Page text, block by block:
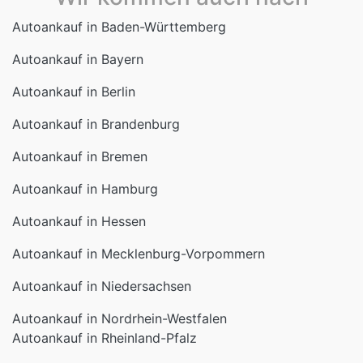
Autoankauf in Baden-Württemberg
Autoankauf in Bayern
Autoankauf in Berlin
Autoankauf in Brandenburg
Autoankauf in Bremen
Autoankauf in Hamburg
Autoankauf in Hessen
Autoankauf in Mecklenburg-Vorpommern
Autoankauf in Niedersachsen
Autoankauf in Nordrhein-Westfalen
Autoankauf in Rheinland-Pfalz